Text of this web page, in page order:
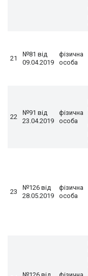
21
№81 від
09.04.2019
фізична
особа
22
№91 від
23.04.2019
фізична
особа
23
№126 від
28.05.2019
фізична
особа